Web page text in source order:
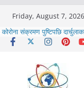
Friday, August 7, 2026
काभ्रेपलाञ्चोकमा आयुर्वेद
आकर्षण बढ्दै
विराटनगर महानगरद्वारा पूर्ण खोप
मकवानपुरमा खोरेत रोग विरुद्धको